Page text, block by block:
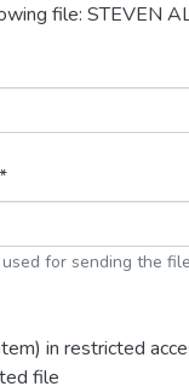
file: STEVEN
for sending the
in restricted
file